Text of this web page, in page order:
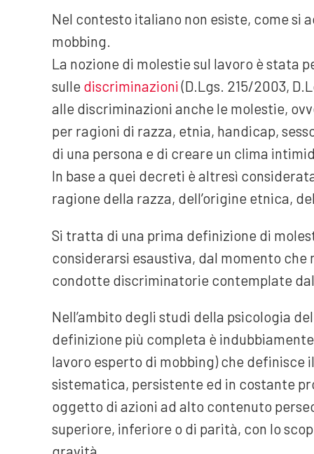
Nel contesto italiano non esiste, come si
mobbing.
La nozione di molestie sul lavoro è stata
sulle discriminazioni(D.Lgs. 215/2003,
alle discriminazioni anche le molestie,
per ragioni di razza, etnia, handicap,
di una persona e di creare un clima
In base a quei decreti è altresì
ragione della razza, dell’origine etnica,
Si tratta di una prima definizione di
considerarsi esaustiva, dal momento
condotte discriminatorie contemplate
Nell’ambito degli studi della psicologia
definizione più completa è
lavoro esperto di mobbing) che
sistematica, persistente ed in costante
oggetto di azioni ad alto contenuto
superiore, inferiore o di parità, con lo